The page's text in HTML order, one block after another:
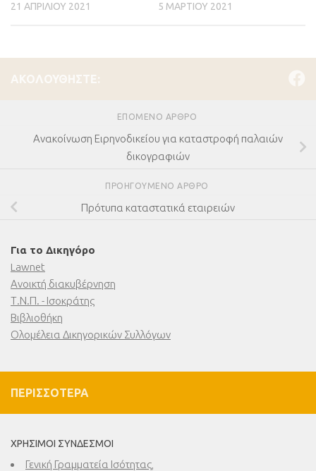
21 ΑΠΡΙΛΊΟΥ 2021 5 ΜΑΡΤΊΟΥ 2021
ΑΚΟΛΟΥΘΉΣΤΕ:
ΕΠΌΜΕΝΟ ΆΡΘΡΟ
Ανακοίνωση Ειρηνοδικείου για καταστροφή παλαιών
δικογραφιών
ΠΡΟΗΓΟΎΜΕΝΟ ΆΡΘΡΟ
Πρότυπα καταστατικά εταιρειών
Για το Δικηγόρο
Lawnet
Ανοικτή διακυβέρνηση
Τ.Ν.Π. - Ισοκράτης
Βιβλιοθήκη
Ολομέλεια Δικηγορικών Συλλόγων
ΠΕΡΙΣΣΌΤΕΡΑ
ΧΡΉΣΙΜΟΙ ΣΎΝΔΕΣΜΟΙ
Γενική Γραμματεία Ισότητας,